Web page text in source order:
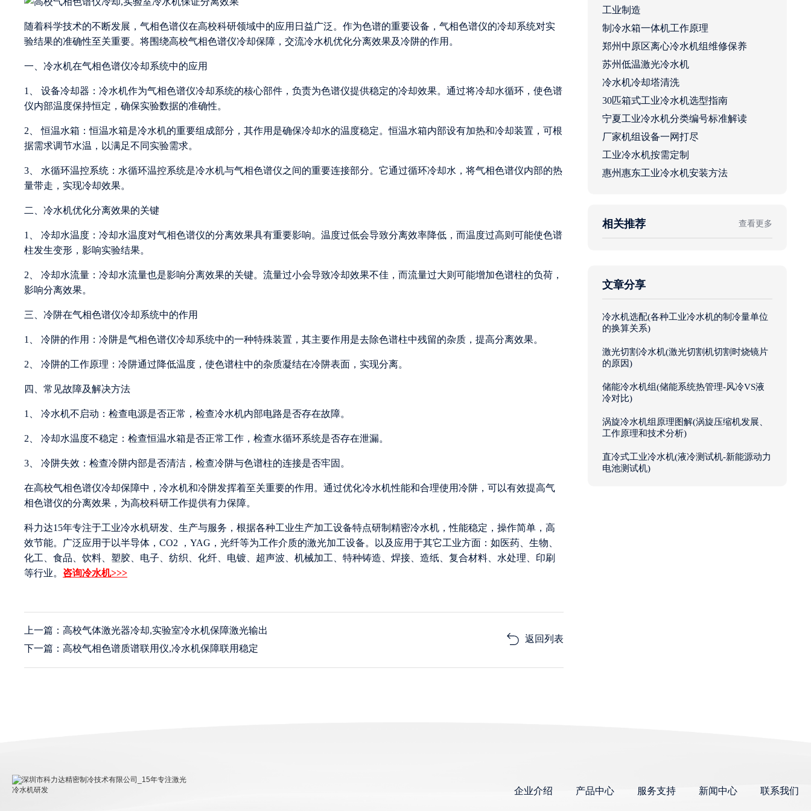
随着科学技术的不断发展，气相色谱仪在高校科研领域中的应用日益广泛。作为色谱的重要设备，气相色谱仪的冷却系统对实
验结果的准确性至关重要。将围绕高校气相色谱仪冷却保障，交流冷水机优化分离效果及冷阱的作用。
一、冷水机在气相色谱仪冷却系统中的应用
1、 设备冷却器：冷水机作为气相色谱仪冷却系统的核心部件，负责为色谱仪提供稳定的冷却效果。通过将冷却水循环，使色谱
仪内部温度保持恒定，确保实验数据的准确性。
2、 恒温水箱：恒温水箱是冷水机的重要组成部分，其作用是确保冷却水的温度稳定。恒温水箱内部设有加热和冷却装置，可根
据需求调节水温，以满足不同实验需求。
3、 水循环温控系统：水循环温控系统是冷水机与气相色谱仪之间的重要连接部分。它通过循环冷却水，将气相色谱仪内部的热
量带走，实现冷却效果。
二、冷水机优化分离效果的关键
1、 冷却水温度：冷却水温度对气相色谱仪的分离效果具有重要影响。温度过低会导致分离效率降低，而温度过高则可能使色谱
柱发生变形，影响实验结果。
2、 冷却水流量：冷却水流量也是影响分离效果的关键。流量过小会导致冷却效果不佳，而流量过大则可能增加色谱柱的负荷，
影响分离效果。
三、冷阱在气相色谱仪冷却系统中的作用
1、 冷阱的作用：冷阱是气相色谱仪冷却系统中的一种特殊装置，其主要作用是去除色谱柱中残留的杂质，提高分离效果。
2、 冷阱的工作原理：冷阱通过降低温度，使色谱柱中的杂质凝结在冷阱表面，实现分离。
四、常见故障及解决方法
1、 冷水机不启动：检查电源是否正常，检查冷水机内部电路是否存在故障。
2、 冷却水温度不稳定：检查恒温水箱是否正常工作，检查水循环系统是否存在泄漏。
3、 冷阱失效：检查冷阱内部是否清洁，检查冷阱与色谱柱的连接是否牢固。
在高校气相色谱仪冷却保障中，冷水机和冷阱发挥着至关重要的作用。通过优化冷水机性能和合理使用冷阱，可以有效提高气
相色谱仪的分离效果，为高校科研工作提供有力保障。
科力达15年专注于工业冷水机研发、生产与服务，根据各种工业生产加工设备特点研制精密冷水机，性能稳定，操作简单，高
效节能。广泛应用于以半导体，CO2 ，YAG，光纤等为工作介质的激光加工设备。以及应用于其它工业方面：如医药、生物、
化工、食品、饮料、塑胶、电子、纺织、化纤、电镀、超声波、机械加工、特种铸造、焊接、造纸、复合材料、水处理、印刷
等行业。 咨询冷水机>>>
上一篇：高校气体激光器冷却,实验室冷水机保障激光输出
下一篇：高校气相色谱质谱联用仪,冷水机保障联用稳定
返回列表
工业制造
制冷水箱一体机工作原理
郑州中原区离心冷水机组维修保养
苏州低温激光冷水机
冷水机冷却塔清洗
30匹箱式工业冷水机选型指南
宁夏工业冷水机分类编号标准解读
厂家机组设备一网打尽
工业冷水机按需定制
惠州惠东工业冷水机安装方法
相关推荐 查看更多
文章分享
冷水机选配(各种工业冷水机的制冷量单位
的换算关系)
激光切割冷水机(激光切割机切割时烧镜片
的原因)
储能冷水机组(储能系统热管理-风冷VS液
冷对比)
涡旋冷水机组原理图解(涡旋压缩机发展、
工作原理和技术分析)
直冷式工业冷水机(液冷测试机-新能源动力
电池测试机)
企业介绍 产品中心 服务支持 新闻中心 联系我们